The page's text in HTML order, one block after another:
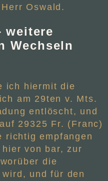
Oswald.
weitere
Wechseln
ich hiermit die
am 29ten v. Mts.
entlöscht, und
29325 Fr. (Franc)
richtig empfangen
von bar, zur
die
und für den